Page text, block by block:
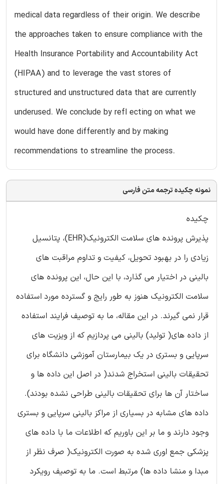
medical data regardless of their origin. We describe
the approaches taken to ensure compliance with the
Health Insurance Portability and Accountability Act
(HIPAA) and to leverage the vast stores of
structured and unstructured data that are currently
underused. We conclude by refl ecting on what we
would have done differently and by making
recommendations to streamline the process.
نمونه چکیده ترجمه متن فارسی
چکیده
پذیرش پرونده های سلامت الکترونیک(EHR)، پتانسیل
زیادی را در بهبود تحویل، کیفیت و تداوم مراقبت های
بالینی در اختیار می گذارد، با این حال، این پرونده های
سلامت الکترونیک هنوز به طور رایج و گسترده مورد استفاده
قرار نمی گیرند. در این مقاله، ما به توصیف فرایند استفاده
از داده های( تولید) بالینی می پردازیم که از ویزیت های
سرپایی و بستری در یک بیمارستان آموزشی دانشگاه برای
تحقیقات بالینی استخراج شدند( در اصل این داده ها و
ساختار آن ها برای تحقیقات بالینی طراحی نشده بودند).
داده های مشابه در بسیاری از مراکز بالینی سرپایی و بستری
وجود دارند و ما بر این باوریم که اطلاعات ما با داده های
پزشکی جمع اوری شده به صورت الکترونیک( صرف نظر از
مبدا و منشا داده ها) مرتبط است. ما به توصیف رویکرد